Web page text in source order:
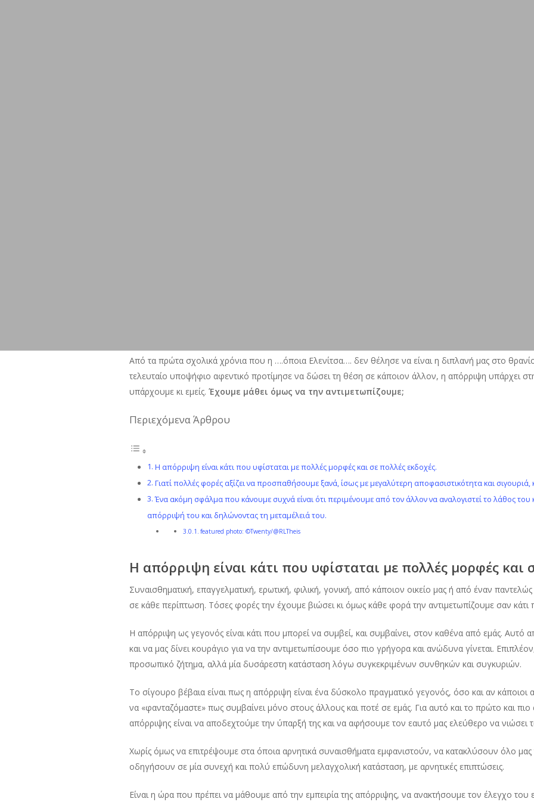
Από τα πρώτα σχολικά χρόνια που η ….όποια Ελενίτσα…. δεν θέλησε να είναι η διπλανή μας στο
τελευταίο υποψήφιο αφεντικό προτίμησε να δώσει τη θέση σε κάποιον άλλον, η απόρριψη υπάρχει
υπάρχουμε κι εμείς. Έχουμε μάθει όμως να την αντιμετωπίζουμε;
Περιεχόμενα Άρθρου
Η απόρριψη είναι κάτι που υφίσταται με πολλές μορφές και σε πολλές εκδοχές.
Γιατί πολλές φορές αξίζει να προσπαθήσουμε ξανά, ίσως με μεγαλύτερη αποφασιστικότητα και
Ένα ακόμη σφάλμα που κάνουμε συχνά είναι ότι περιμένουμε από τον άλλον να αναλογιστεί το λάθος του
απόρριψή του και δηλώνοντας τη μεταμέλειά του.
featured photo: ©Twenty/@RLTheis
Η απόρριψη είναι κάτι που υφίσταται με πολλές μορφές και
Συναισθηματική, επαγγελματική, ερωτική, φιλική, γονική, από κάποιον οικείο μας ή από έναν
σε κάθε περίπτωση. Τόσες φορές την έχουμε βιώσει κι όμως κάθε φορά την αντιμετωπίζουμε σαν
Η απόρριψη ως γεγονός είναι κάτι που μπορεί να συμβεί, και συμβαίνει, στον καθένα από εμάς. Αυτό
και να μας δίνει κουράγιο για να την αντιμετωπίσουμε όσο πιο γρήγορα και ανώδυνα γίνεται.
προσωπικό ζήτημα, αλλά μία δυσάρεστη κατάσταση λόγω συγκεκριμένων συνθηκών και συγκυριών.
Το σίγουρο βέβαια είναι πως η απόρριψη είναι ένα δύσκολο πραγματικό γεγονός, όσο και αν
να «φανταζόμαστε» πως συμβαίνει μόνο στους άλλους και ποτέ σε εμάς. Για αυτό και το πρώτο και πιο
απόρριψης είναι να αποδεχτούμε την ύπαρξή της και να αφήσουμε τον εαυτό μας ελεύθερο να
Χωρίς όμως να επιτρέψουμε στα όποια αρνητικά συναισθήματα εμφανιστούν, να κατακλύσουν όλο μας
οδηγήσουν σε μία συνεχή και πολύ επώδυνη μελαγχολική κατάσταση, με αρνητικές επιπτώσεις.
Είναι η ώρα που πρέπει να μάθουμε από την εμπειρία της απόρριψης, να ανακτήσουμε τον έλεγχο